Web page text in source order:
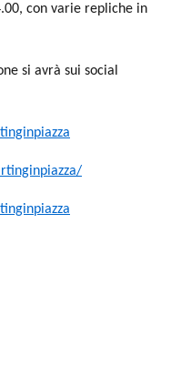
con varie repliche in
si avrà sui social